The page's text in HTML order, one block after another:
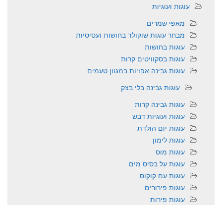
עוגות ועוגיות
מאפי שמרים
מבחר עוגות שוקולד בחושות ועסיסיות
עוגות בחושות
עוגות בסקוויטים קרות
עוגות גבינה אפויות במגוון טעמים
עוגות גבינה בלי בצק
עוגות גבינה קרות
עוגות ועוגיות דבש
עוגות יום הולדת
עוגות לימון
עוגות מוס
עוגות על בסיס מים
עוגות עם קוקוס
עוגות פירורים
עוגות פירות